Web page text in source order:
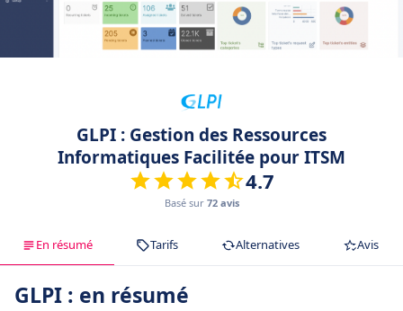
GLPI : Gestion des Ressources
Informatiques Facilitée pour ITSM
4.7
Basé sur 72 avis
En résumé Tarifs Alternatives Avis
GLPI : en résumé